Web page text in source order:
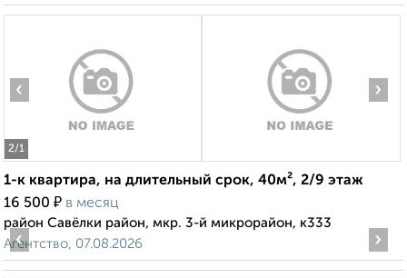
2/1
‹ ›
1-к квартира, на длительный срок, 40м², 2/9 этаж
16 500 ₽ в месяц
район Савёлки район, мкр. 3-й микрорайон, к333
Агентство, 07.08.2026
‹ ›